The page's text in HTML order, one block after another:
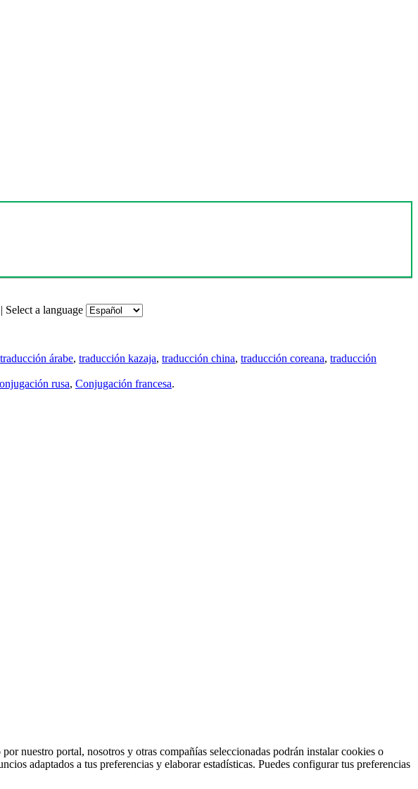
| Select a language
traducción árabe, traducción kazaja, traducción china, traducción coreana, traducción
rusa, Conjugación francesa.
nuestro portal, nosotros y otras compañías seleccionadas podrán instalar cookies o
adaptados a tus preferencias y elaborar estadísticas. Puedes configurar tus preferencias